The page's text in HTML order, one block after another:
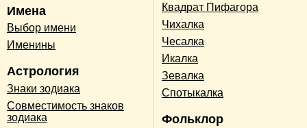
Имена
Выбор имени
Именины
Астрология
Знаки зодиака
Совместимость знаков
зодиака
Квадрат Пифагора
Чихалка
Чесалка
Икалка
Зевалка
Спотыкалка
Фольклор